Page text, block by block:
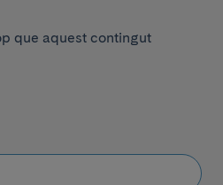
que aquest contingut